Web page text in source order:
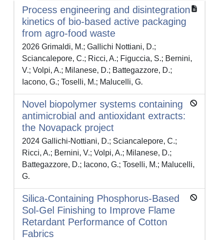
Process engineering and disintegration
kinetics of bio-based active packaging
from agro-food waste
2026 Grimaldi, M.; Gallichi Nottiani, D.;
Sciancalepore, C.; Ricci, A.; Figuccia, S.; Bernini,
V.; Volpi, A.; Milanese, D.; Battegazzore, D.;
Iacono, G.; Toselli, M.; Malucelli, G.
Novel biopolymer systems containing
antimicrobial and antioxidant extracts:
the Novapack project
2024 Gallichi-Nottiani, D.; Sciancalepore, C.;
Ricci, A.; Bernini, V.; Volpi, A.; Milanese, D.;
Battegazzore, D.; Iacono, G.; Toselli, M.; Malucelli,
G.
Silica-Containing Phosphorus-Based
Sol-Gel Finishing to Improve Flame
Retardant Performance of Cotton
Fabrics